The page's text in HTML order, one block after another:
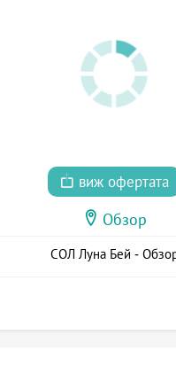
виж офертата
Обзор
СОЛ Луна Бей -